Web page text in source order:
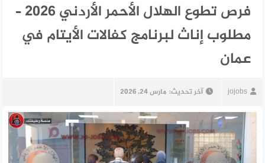
فرص تطوع الهلال الأحمر الأردني 2026 –
مطلوب إناث لبرنامج كفالات الأيتام في
عمان
jojobs آخر تحديث: مارس 24, 2026